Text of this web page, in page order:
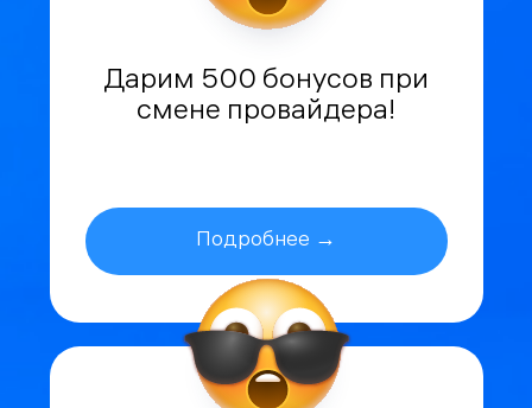
Дарим 500 бонусов при
смене провайдера!
Подробнее →